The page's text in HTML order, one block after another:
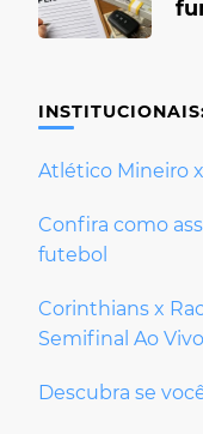
Atlético Mineiro x
Confira como
futebol
Corinthians x
Semifinal Ao
Descubra se